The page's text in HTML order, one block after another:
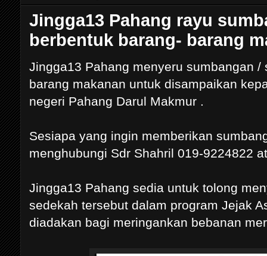
Jingga13 Pahang rayu
berbentuk barang- barang
Jingga13 Pahang menyeru sumbangan
barang makanan untuk disampaikan
negeri Pahang Darul Makmur .
Sesiapa yang ingin memberikan
menghubungi Sdr Shahril 019-9224822
Jingga13 Pahang sedia untuk tolong
sedekah tersebut dalam program Jejak
diadakan bagi meringankan bebanan